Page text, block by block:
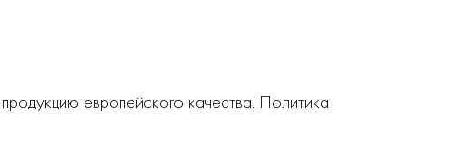
европейского качества. Политика